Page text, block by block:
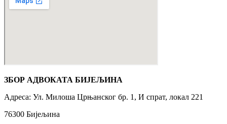
ЗБОР АДВОКАТА БИЈЕЉИНА
Адреса: Ул. Милоша Црњанског бр. 1, И спрат, локал 221
76300 Бијељина